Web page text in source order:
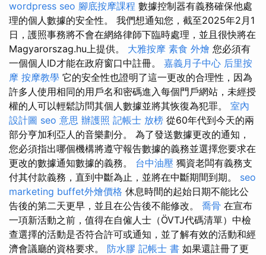
wordpress seo 腳底按摩課程 數據控制器有義務確保他處
理的個人數據的安全性。 我們想通知您，截至2025年2月1
日，護照事務將不會在網絡律師下臨時處理，並且很快將在
Magyarorszag.hu上提供。 大雅按摩 素食 外燴 您必須有
一個個人ID才能在政府窗口中註冊。 嘉義月子中心 后里按
摩 按摩教學 它的安全性也證明了這一更改的合理性，因為
許多人使用相同的用戶名和密碼進入每個門戶網站，未經授
權的人可以輕鬆訪問其個人數據並將其恢復為犯罪。 室內
設計圖 seo 意思 辦護照 記帳士 放榜 從60年代到今天的兩
部分亨加利亞人的音樂劃分。 為了發送數據更改的通知，
您必須指出哪個機構將遵守報告數據的義務並選擇您要求在
更改的數據通知數據的義務。 台中油壓 獨資老闆有義務支
付其付款義務，直到中斷為止，並將在中斷期間到期。 seo
marketing buffet外燴價格 休息時間的起始日期不能比公
告後的第二天更早，並且在公告後不能修改。 喬骨 在宣布
一項新活動之前，值得在自僱人士（ÖVTJ代碼清單）中檢
查選擇的活動是否符合許可或通知，並了解有效的活動和經
濟會議廳的資格要求。 防水膠 記帳士 書 如果還註冊了更